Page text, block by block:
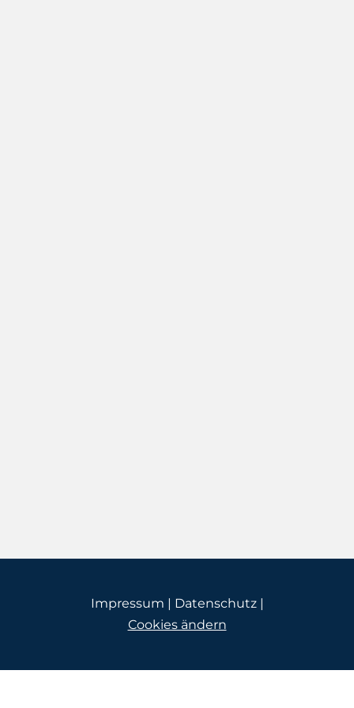
Impressum | Datenschutz|
Cookies ändern